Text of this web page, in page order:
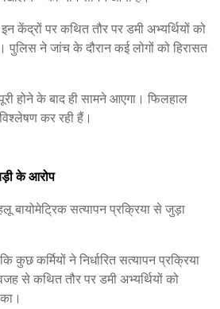
केंद्रों पर कथित तौर पर डमी अभ्यर्थियों को
पुलिस ने जांच के दौरान कई लोगों को हिरासत
होने के बाद ही सामने आएगा। फिलहाल
कर रही हैं।
के आरोप
बायोमेट्रिक सत्यापन प्रक्रिया से जुड़ा
कुछ कर्मियों ने निर्धारित सत्यापन प्रक्रिया
से कथित तौर पर डमी अभ्यर्थियों को